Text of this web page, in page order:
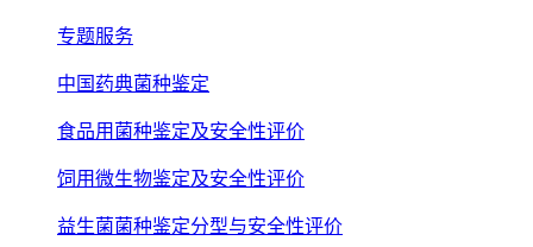
专题服务
中国药典菌种鉴定
食品用菌种鉴定及安全性评价
饲用微生物鉴定及安全性评价
益生菌菌种鉴定分型与安全性评价